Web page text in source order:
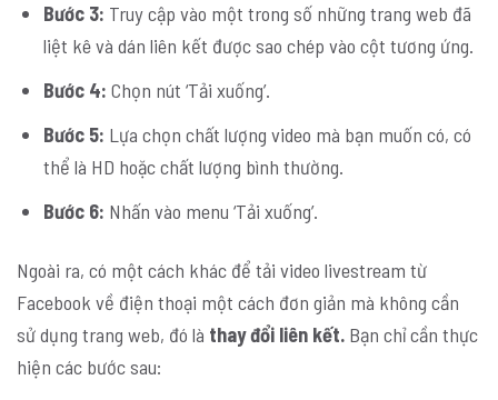
Bước 3: Truy cập vào một trong số những trang web đã
liệt kê và dán liên kết được sao chép vào cột tương ứng.
Bước 4: Chọn nút ‘Tải xuống’.
Bước 5: Lựa chọn chất lượng video mà bạn muốn có, có
thể là HD hoặc chất lượng bình thường.
Bước 6: Nhấn vào menu ‘Tải xuống’.
Ngoài ra, có một cách khác để tải video livestream từ
Facebook về điện thoại một cách đơn giản mà không cần
sử dụng trang web, đó là thay đổi liên kết. Bạn chỉ cần thực
hiện các bước sau: